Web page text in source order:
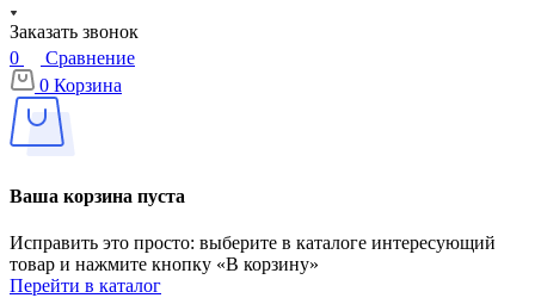
Заказать звонок
0
Сравнение
0 Корзина
Ваша корзина пуста
Исправить это просто: выберите в каталоге интересующий
товар и нажмите кнопку «В корзину»
Перейти в каталог